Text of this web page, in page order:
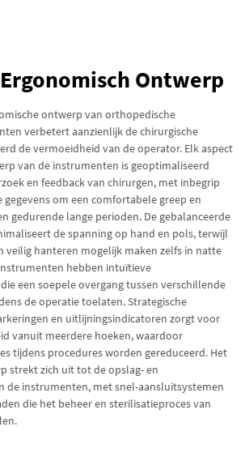
Ontwerp
ontwerp van orthopedische
verbetert aanzienlijk de chirurgische
de vermoeidheid van de operator. Elk aspect
van de instrumenten is geoptimaliseerd
en feedback van chirurgen, met inbegrip
om een comfortabele greep en
gedurende lange perioden. De gebalanceerde
de spanning op hand en pols, terwijl
veilig hanteren mogelijk maken zelfs in natte
hebben intuïtieve
een soepele overgang tussen verschillende
de operatie toelaten. Strategische
en uitlijningsindicatoren zorgt voor
vanuit meerdere hoeken, waardoor
tijdens procedures worden gereduceerd. Het
strekt zich uit tot de opslag- en
de instrumenten, met snel-aansluitsystemen
die het beheer en sterilisatieproces van